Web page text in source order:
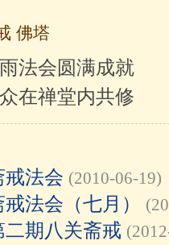
佛塔
法会圆满成就
在禅堂内共修
戒法会 (2010-06-19)
法会（七月）
期八关斋戒